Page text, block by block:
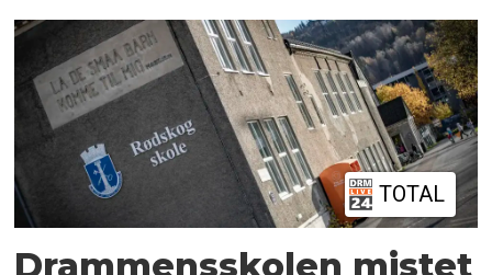
TOTAL
Drammensskolen mistet